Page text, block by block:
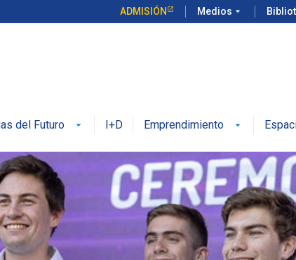
ADMISIÓN Medios arrow_drop_down
del Futuro I+D Emprendimiento